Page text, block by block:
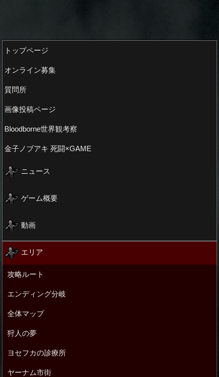
トップページ
オンライン募集
質問所
画像投稿ページ
Bloodborne世界観考察
金子ノブアキ 死闘×GAME
ニュース
ゲーム概要
動画
エリア
攻略ルート
エンディング分岐
全体マップ
狩人の夢
ヨセフカの診療所
ヤーナム市街